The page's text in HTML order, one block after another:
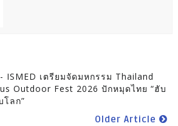
เตรียมจัดมหกรรม Thailand
Outdoor Fest 2026 ปักหมุดไทย “ฮับ
โลก”
Older Article